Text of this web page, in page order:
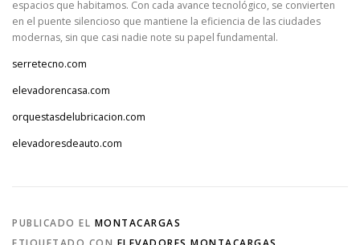
espacios que habitamos. Con cada avance tecnológico, se convierten
en el puente silencioso que mantiene la eficiencia de las ciudades
modernas, sin que casi nadie note su papel fundamental.
serretecno.com
elevadorencasa.com
orquestasdelubricacion.com
elevadoresdeauto.com
PUBLICADO EL MONTACARGAS